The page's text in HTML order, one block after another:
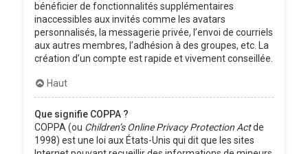
bénéficier de fonctionnalités supplémentaires
inaccessibles aux invités comme les avatars
personnalisés, la messagerie privée, l’envoi de courriels
aux autres membres, l’adhésion à des groupes, etc. La
création d’un compte est rapide et vivement conseillée.
Haut
Que signifie COPPA ?
COPPA (ou Children’s Online Privacy Protection Actde
1998) est une loi aux États-Unis qui dit que les sites